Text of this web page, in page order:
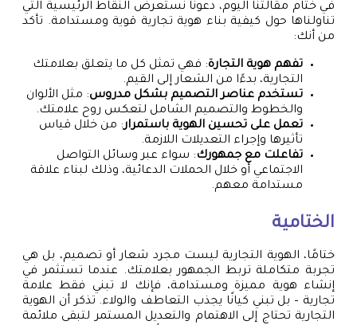
في ختام مقالتنا اليوم، دعونا نستعرض النقاط الرئيسية التي
تناولناها حول كيفية بناء هوية تجارية قوية ومستدامة. تأكد
من أنك:
تفهم هوية التجارة: فهي تمثل كل ما يتعلق بعلامتك
التجارية، بدءًا من الشعار إلى القيم.
تستخدم عناصر التصميم بشكل مدروس: مثل الألوان
والخطوط والتصميم الشامل لتعكس روح علامتك.
تعمل على تحسين الهوية باستمرار: من خلال قياس
تأثيرها وإجراء التعديلات اللازمة.
تفاعلت مع جمهورك: سواء عبر وسائل التواصل
الاجتماعي أو خلال الحملات الدعائية، وذلك لبناء علاقة
مستدامة معهم.
الختامية
ختامًا، الهوية التجارية ليست مجرد شعار أو تصميم، بل هي
تجربة متكاملة تربط الجمهور بعلامتك. عندما تستثمر في
إنشاء هوية مميزة ومستدامة، فإنك لا تبني فقط علامة
تجارية – بل تبني كيانًا يجذب التعاطف والولاء. تذكر أن الهوية
التجارية تحتاج إلى الاهتمام والتعديل المستمر لتبقى ملائمة